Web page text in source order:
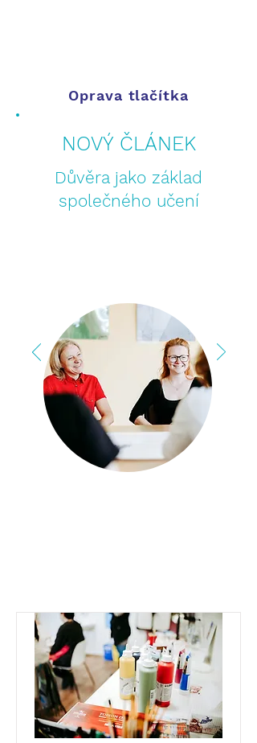
Oprava tlačítka
NOVÝ ČLÁNEK
Důvěra jako základ
společného učení